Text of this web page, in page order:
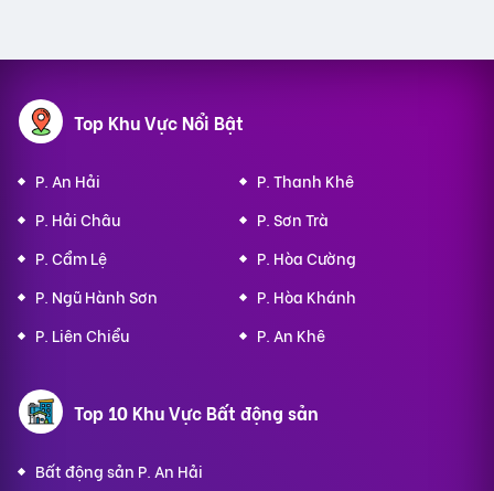
Top Khu Vực Nổi Bật
P. An Hải
P. Thanh Khê
P. Hải Châu
P. Sơn Trà
P. Cẩm Lệ
P. Hòa Cường
P. Ngũ Hành Sơn
P. Hòa Khánh
P. Liên Chiểu
P. An Khê
Top 10 Khu Vực Bất động sản
Bất động sản P. An Hải